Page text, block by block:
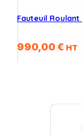
Fauteuil
990,00€ HT